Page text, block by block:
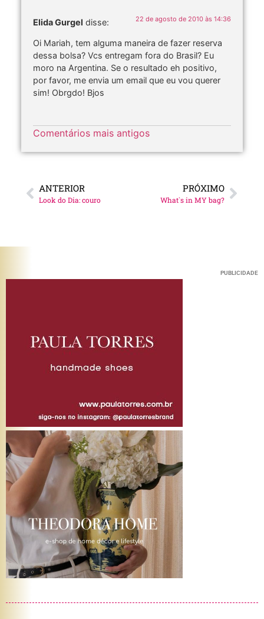
Elida Gurgel disse: 22 de agosto de 2010 às 14:36
Oi Mariah, tem alguma maneira de fazer reserva
dessa bolsa? Vcs entregam fora do Brasil? Eu
moro na Argentina. Se o resultado eh positivo,
por favor, me envia um email que eu vou querer
sim! Obrgdo! Bjos
Comentários mais antigos
ANTERIOR
Look do Dia: couro
PRÓXIMO
What`s in MY bag?
PUBLICIDADE